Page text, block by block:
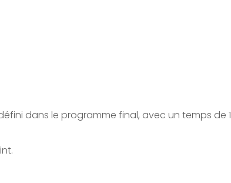
dans le programme final, avec un temps de 1